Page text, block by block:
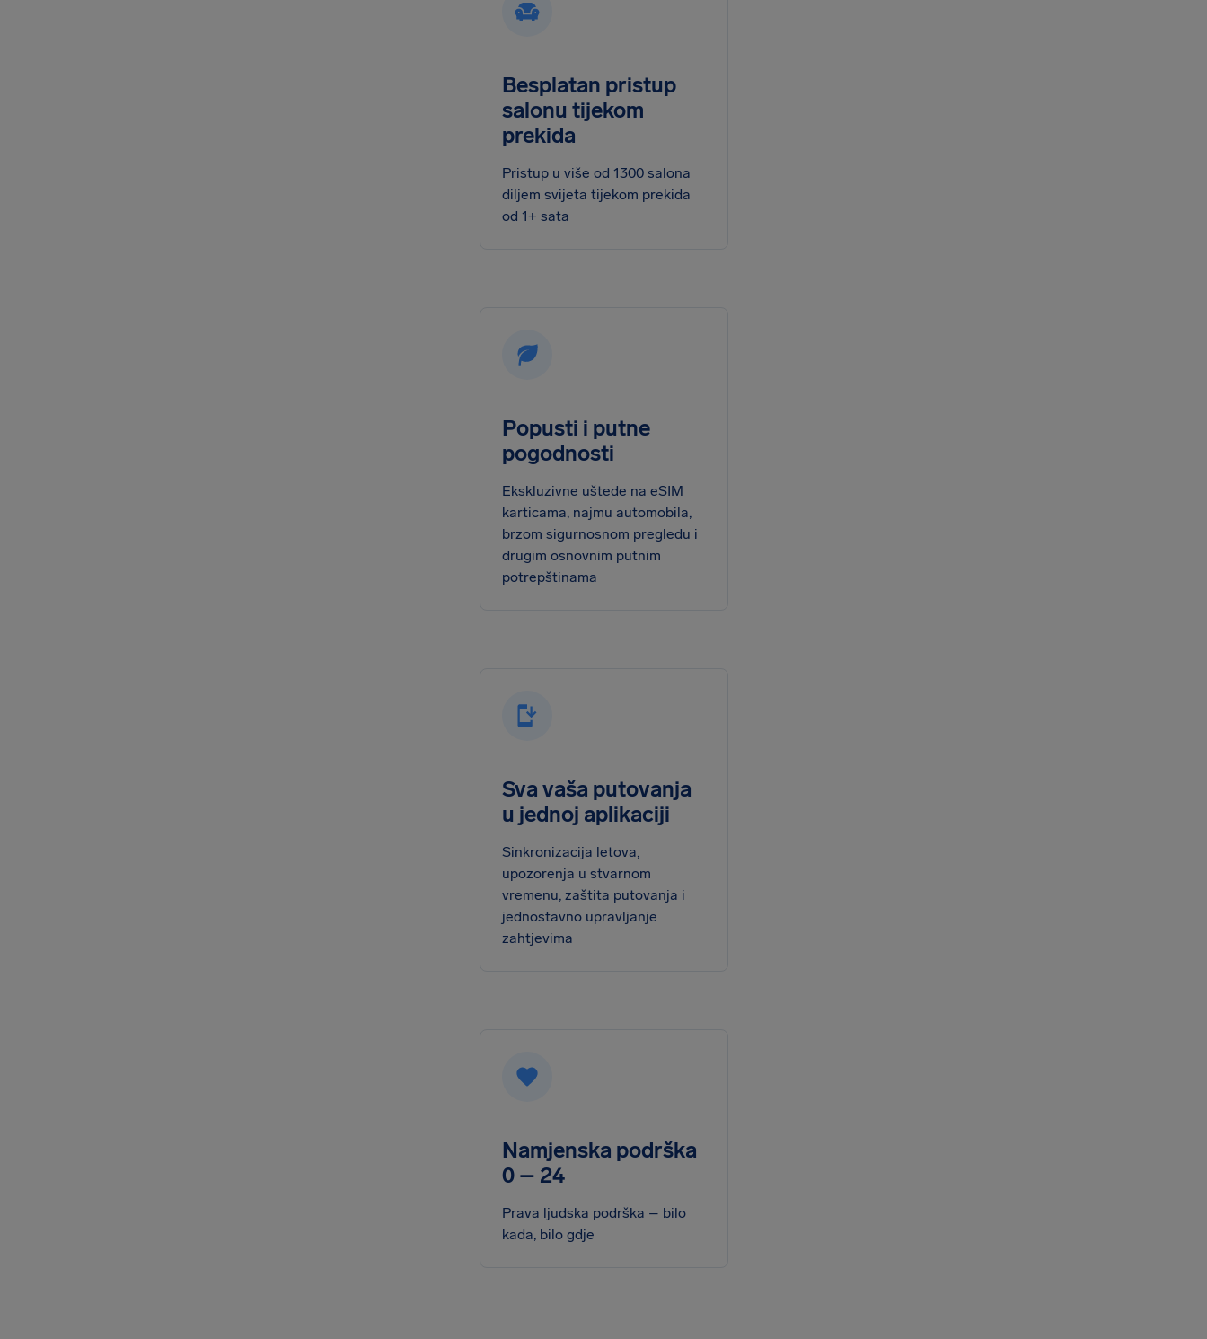
Besplatan pristup
salonu tijekom
prekida
Pristup u više od 1300 salona
diljem svijeta tijekom prekida
od 1+ sata
Popusti i putne
pogodnosti
Ekskluzivne uštede na eSIM
karticama, najmu automobila,
brzom sigurnosnom pregledu i
drugim osnovnim putnim
potrepštinama
Sva vaša putovanja
u jednoj aplikaciji
Sinkronizacija letova,
upozorenja u stvarnom
vremenu, zaštita putovanja i
jednostavno upravljanje
zahtjevima
Namjenska podrška
0 – 24
Prava ljudska podrška – bilo
kada, bilo gdje